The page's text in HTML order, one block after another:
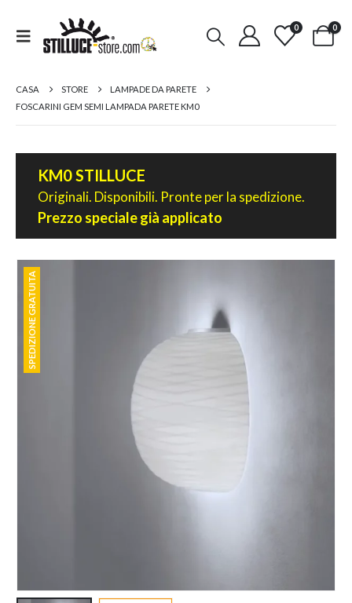
0 0
CASA STORE
LAMPADE DA PARETE
FOSCARINI GEM SEMI LAMPADA PARETE KM0
KM0 STILLUCE
Originali. Disponibili. Pronte per la spedizione.
Prezzo speciale già applicato
SPEDIZIONE GRATUITA
SPEDIZIONE GRATUITA